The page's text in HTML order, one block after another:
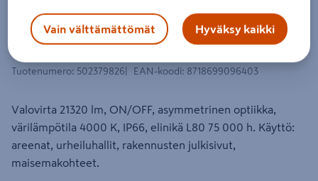
Valonheitin PHILIPS Coreline Tempo
BVP130 Led210/740 A
Tuotenumero: 502379826 EAN-koodi: 8718699096403
Valovirta 21320 lm, ON/OFF, asymmetrinen optiikka,
värilämpötila 4000 K, IP66, elinikä L80 75 000 h. Käyttö:
areenat, urheiluhallit, rakennusten julkisivut,
maisemakohteet.
Vain välttämättömät Hyväksy kaikki